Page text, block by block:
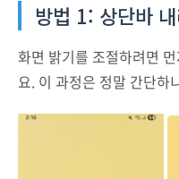
방법 1: 상단바
화면 밝기를 조절하려면
요. 이 과정은 정말 간단하